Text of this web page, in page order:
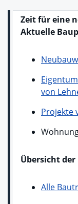
Zeit für eine
Aktuelle
von
Projekte
Übersicht
Alle